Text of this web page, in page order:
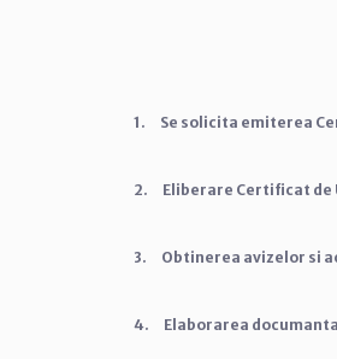
1. Se solicita emiterea
2. Eliberare Certificat de
3. Obtinerea avizelor si
4. Elaborarea